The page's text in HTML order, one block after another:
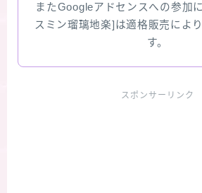
またGoogleアドセンスへの参加
スミン瑠璃地楽]は適格販売によ
す。
スポンサーリンク